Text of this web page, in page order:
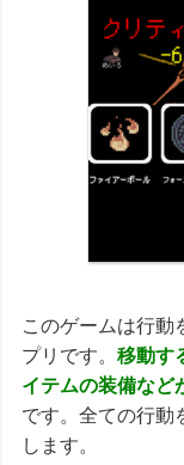
このゲームは行動
プリです。移動す
イテムの装備など
です。全ての行動
します。